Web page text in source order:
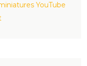
YouTube